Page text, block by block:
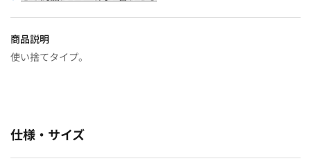
商品説明
使い捨てタイプ。
仕様・サイズ